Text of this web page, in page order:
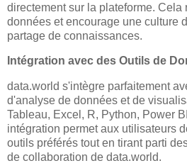
directement sur la plateforme. Cela
données et encourage une culture
partage de connaissances.
Intégration avec des Outils de
data.world s'intègre parfaitement
d'analyse de données et de
Tableau, Excel, R, Python, Power
intégration permet aux utilisateurs
outils préférés tout en tirant parti
de collaboration de data.world.